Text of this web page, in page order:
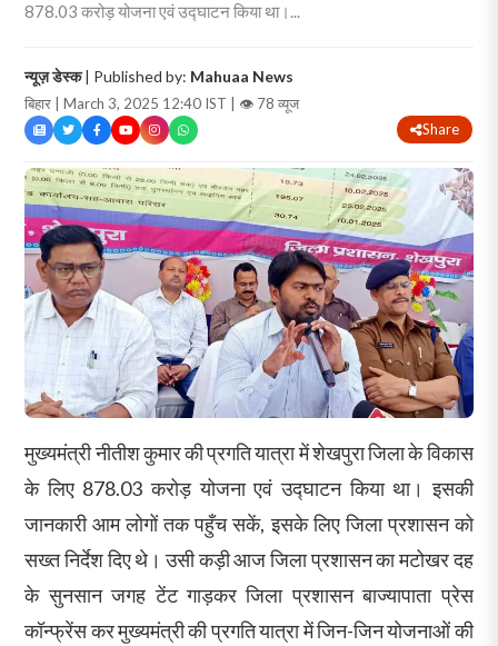
878.03 करोड़ योजना एवं उद्घाटन किया था।...
न्यूज़ डेस्क| Published by: Mahuaa News
बिहार | March 3, 2025 12:40 IST | 👁 78 व्यूज
Share
मुख्यमंत्री नीतीश कुमार की प्रगति यात्रा में शेखपुरा जिला के विकास
के लिए 878.03 करोड़ योजना एवं उद्घाटन किया था। इसकी
जानकारी आम लोगों तक पहुँच सकें, इसके लिए जिला प्रशासन को
सख्त निर्देश दिए थे। उसी कड़ी आज जिला प्रशासन का मटोखर दह
के सुनसान जगह टेंट गाड़कर जिला प्रशासन बाज्यापाता प्रेस
कॉन्फ्रेंस कर मुख्यमंत्री की प्रगति यात्रा में जिन-जिन योजनाओं की